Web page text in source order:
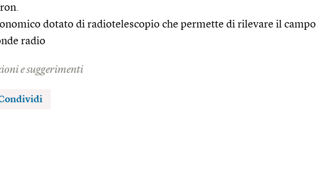
dotato di radiotelescopio che permette di rilevare il campo
radio
e suggerimenti